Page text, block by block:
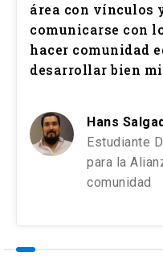
área con vínculos
comunicarse con
hacer comunidad
desarrollar bien
Hans
Estudiante
para la
comunidad